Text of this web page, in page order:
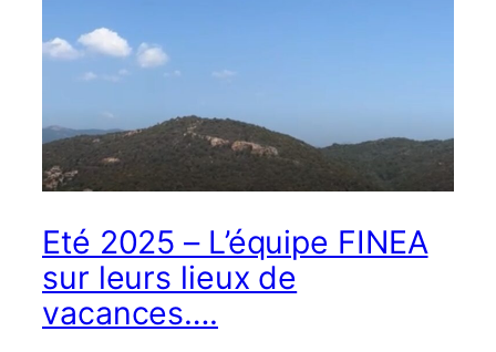
Eté 2025 – L’équipe FINEA
sur leurs lieux de
vacances….